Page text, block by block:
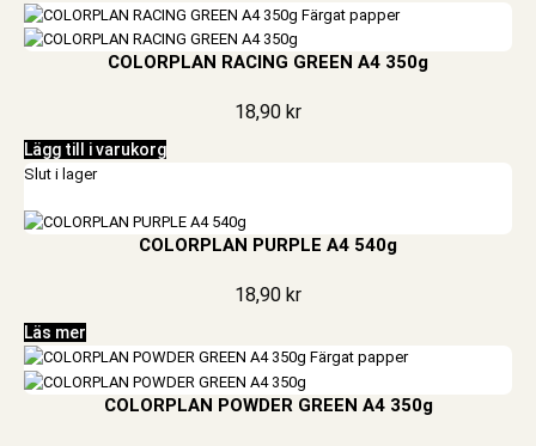
COLORPLAN RACING GREEN A4 350g
18,90 kr
Lägg till i varukorg
Slut i lager
COLORPLAN PURPLE A4 540g
18,90 kr
Läs mer
COLORPLAN POWDER GREEN A4 350g